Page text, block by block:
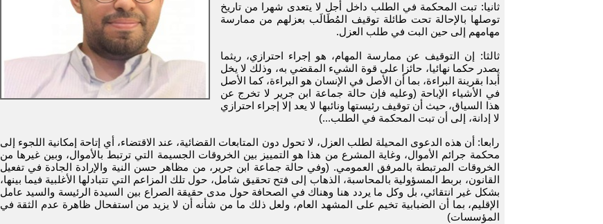
ثانيا: تبت المحكمة في الطلب داخل أجل لا يتعدى شهرا من تاريخ
توصلها بالإحالة تحت طائلة توقيف المُطَالَب بعزلهم من ممارسة
مهامهم إلى حين البت في طلب العزل.
ثالثا: إن التوقيف عن ممارسة المهام، هو إجراء احترازي، ريثما
يصدر حكما نهائيا، حائزا على قوة الشيء المقضي به، وذلك لا يخل
أبدا بقرينة البراءة، بما أن الأصل في الإنسان هو البراءة، كما الأصل
في الأشياء الإباحة (وعليه فإن حالة جماعة ابن جرير لا تخرج عن
هذا السياق، حيث أن توقيف رئيستها ونائبها لا يعد إلا إجراء احترازي
لا إدانة، إلى أن تبت المحكمة في الطلب...)
رابعا: أن هذه الدعوى المحيلة لطلب العزل، لا تحول دون المتابعات القضائية، عند الاقتضاء، أي إتاحة إمكانية اللجوء إلى
محكمة جرائم الأموال، وغاية المشرع من هذا هو التمييز بين الخروقات الجسيمة التي ترتبط بالأموال، وبين غيرها من
الخروقات المرتبطة بالمرفق العمومي. (وفي حالة جماعة ابن جرير، من مظاهر حسن النية والإرادة الجادة في تفعيل
القانون، بربط المسؤولية بالمحاسبة، الذهاب إلى فتح تحقيق شامل، حول تلك المزاعم التي تتبادلها الأغلبية فيما بينها،
بشكل غير انتقائي، بل وكل ما يردد هنا وهناك في الصحافة حول مدى حقيقة الصراع بين السيدة الرئيسة والسيد عامل
الإقليم، بما أن الضبابية تخيم على المشهد العام، ولعل ذلك ما من شأنه أن لا يزيد من استفحال ظاهرة عدم الثقة في
المؤسسات)